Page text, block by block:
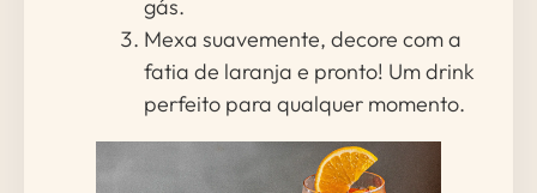
gás.
Mexa suavemente, decore com a
fatia de laranja e pronto! Um drink
perfeito para qualquer momento.